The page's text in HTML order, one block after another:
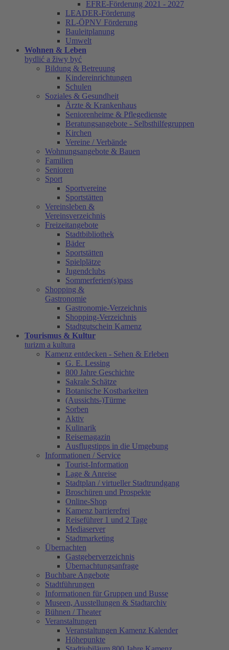
EFRE-Förderung 2021 - 2027
LEADER-Förderung
RL-ÖPNV Förderung
Bauleitplanung
Umwelt
Wohnen & Leben
bydlić a žiwy być
Bildung & Betreuung
Kindereinrichtungen
Schulen
Soziales & Gesundheit
Ärzte & Krankenhaus
Seniorenheime & Pflegedienste
Beratungsangebote - Selbsthilfegruppen
Kirchen
Vereine / Verbände
Wohnungsangebote & Bauen
Familien
Senioren
Sport
Sportvereine
Sportstätten
Vereinsleben &
Vereinsverzeichnis
Freizeitangebote
Stadtbibliothek
Bäder
Sportstätten
Spielplätze
Jugendclubs
Sommerferien(s)pass
Shopping &
Gastronomie
Gastronomie-Verzeichnis
Shopping-Verzeichnis
Stadtgutschein Kamenz
Tourismus & Kultur
turizm a kultura
Kamenz entdecken - Sehen & Erleben
G. E. Lessing
800 Jahre Geschichte
Sakrale Schätze
Botanische Kostbarkeiten
(Aussichts-)Türme
Sorben
Aktiv
Kulinarik
Reisemagazin
Ausflugstipps in die Umgebung
Informationen / Service
Tourist-Information
Lage & Anreise
Stadtplan / virtueller Stadtrundgang
Broschüren und Prospekte
Online-Shop
Kamenz barrierefrei
Reiseführer 1 und 2 Tage
Mediaserver
Stadtmarketing
Übernachten
Gastgeberverzeichnis
Übernachtungsanfrage
Buchbare Angebote
Stadtführungen
Informationen für Gruppen und Busse
Museen, Ausstellungen & Stadtarchiv
Bühnen / Theater
Veranstaltungen
Veranstaltungen Kamenz Kalender
Höhepunkte